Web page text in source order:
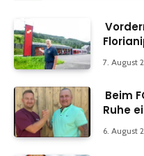
7. August
Beim
Ruhe
6. August